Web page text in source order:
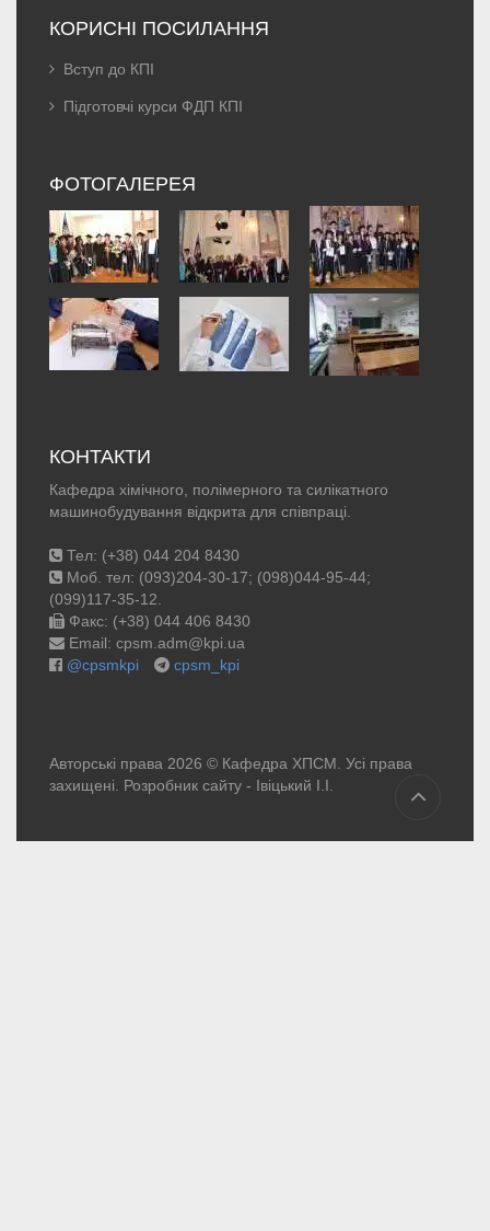
КОРИСНІ ПОСИЛАННЯ
Вступ до КПІ
Підготовчі курси ФДП КПІ
ФОТОГАЛЕРЕЯ
КОНТАКТИ
Кафедра хімічного, полімерного та силікатного
машинобудування відкрита для співпраці.
Тел: (+38) 044 204 8430
Моб. тел: (093)204-30-17; (098)044-95-44;
(099)117-35-12.
Факс: (+38) 044 406 8430
Email: cpsm.adm@kpi.ua
@cpsmkpi
cpsm_kpi
Авторські права 2026 © Кафедра ХПСМ. Усі права
захищені. Розробник сайту - Івіцький І.І.